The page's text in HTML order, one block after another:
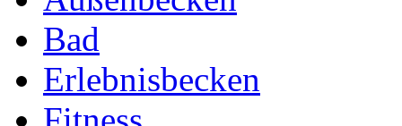
Bad
Erlebnisbecken